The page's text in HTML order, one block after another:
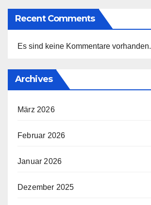
Recent Comments
Es sind keine Kommentare vorhanden.
Archives
März 2026
Februar 2026
Januar 2026
Dezember 2025